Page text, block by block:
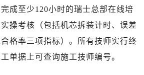
云南省丽江市古城区七星街万国售后服务中心（需提前预约）
云南省普洱市思茅区振兴大道万国售后服务中心（需提前预约）
完成至少120小时的瑞士总部在线培
操考核（包括机芯拆装计时、误差
格率三项指标）。所有技师实行终
单据上可查询施工技师编号。